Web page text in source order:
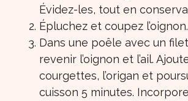
Évidez-les, tout en
Épluchez et coupez l’oignon.
Dans une poêle avec un
revenir l’oignon et l’ail.
courgettes, l’origan et
cuisson 5 minutes.